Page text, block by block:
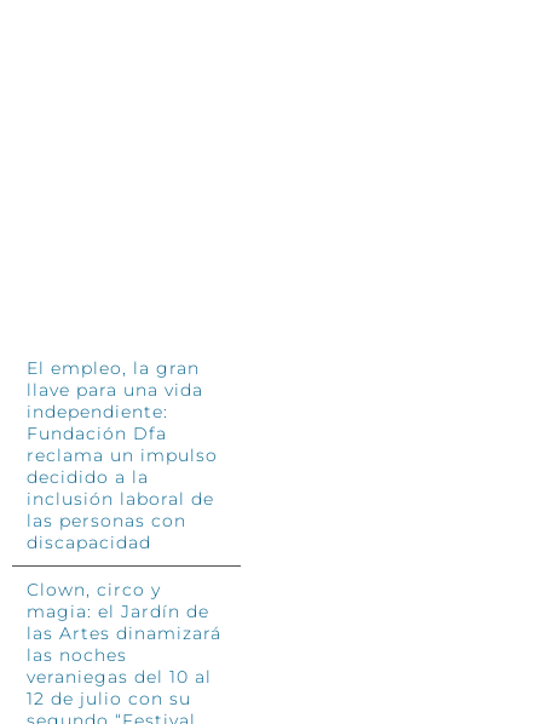
El empleo, la gran
llave para una vida
independiente:
Fundación Dfa
reclama un impulso
decidido a la
inclusión laboral de
las personas con
discapacidad
Clown, circo y
magia: el Jardín de
las Artes dinamizará
las noches
veraniegas del 10 al
12 de julio con su